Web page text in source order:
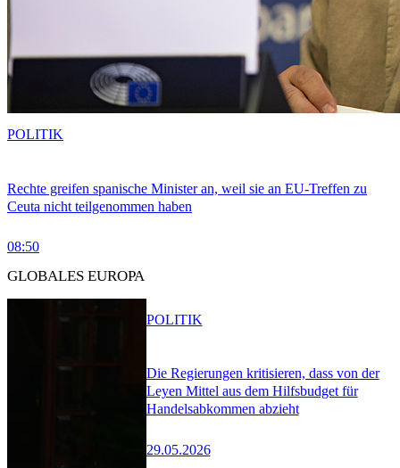
Rechte greifen spanische Minister an, weil sie an EU-Treffen zu
Ceuta nicht teilgenommen haben
08:50
POLITIK
GLOBALES EUROPA
Die Regierungen kritisieren, dass von der
Leyen Mittel aus dem Hilfsbudget für
Handelsabkommen abzieht
29.05.2026
POLITIK